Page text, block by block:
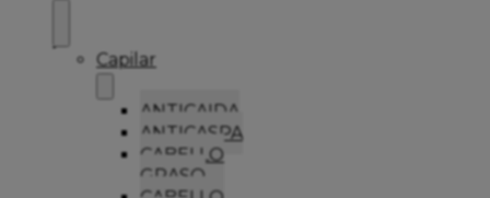
Capilar
ANTICAIDA
ANTICASPA
CABELLO
GRASO